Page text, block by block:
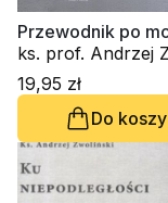
Przewodnik po
ks. prof. Andrzej
19,95 zł
Do